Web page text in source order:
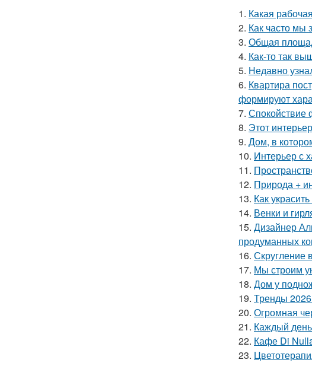
1. Какая
2. Как часто мы
3. Общая
4. Как-то так
5. Недавно
6. Квартира
формируют
7. Спокойствие
8. Этот
9. Дом, в
10. Интерьер с
11.
12. Природа +
13. Как
14. Венки и
15. Дизайнер
продуманных
16. Скругление
17. Мы строим
18. Дом у
19. Тренды
20. Огромная
21. Каждый
22. Кафе Di
23.